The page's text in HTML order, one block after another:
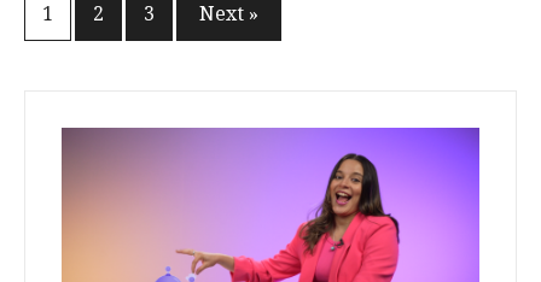
Posts
1 2 3 Next »